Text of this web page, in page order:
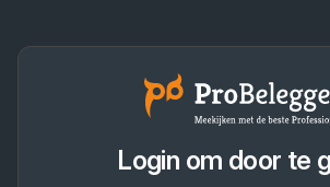
Login om door te